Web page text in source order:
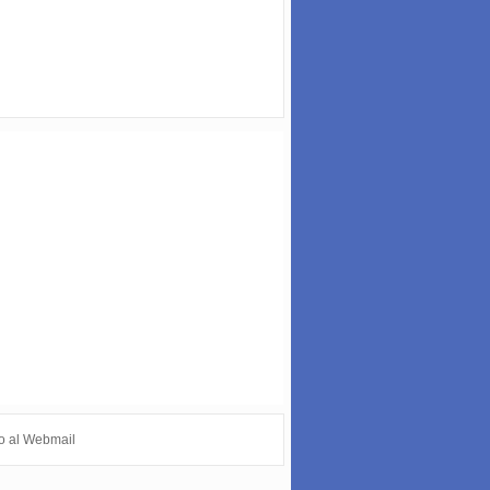
al Webmail